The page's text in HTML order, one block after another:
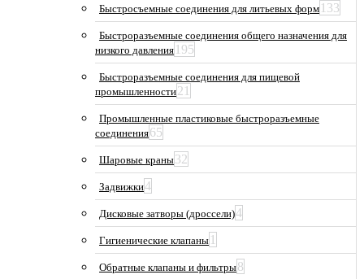
Быстросъемные соединения для литьевых форм 133
Быстроразъемные соединения общего назначения для
низкого давления 195
Быстроразъемные соединения для пищевой
промышленности21
Промышленные пластиковые быстроразъемные
соединения65
Шаровые краны32
Задвижки4
Дисковые затворы (дроссели)4
Гигиенические клапаны 1
Обратные клапаны и фильтры8